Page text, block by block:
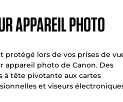
appareil photo
protégé lors de vos prises de
appareil photo de Canon. Des
à tête pivotante aux cartes
et viseurs